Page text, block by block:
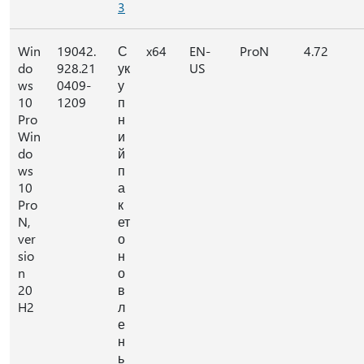
3
Win
do
ws
10
Pro
Win
do
ws
10
Pro
N,
ver
sio
n
20
H2
19042.
928.21
0409-
1209
С
ук
у
п
н
и
й
п
а
к
ет
о
н
о
в
л
е
н
ь
x64
EN-
US
ProN 4.72